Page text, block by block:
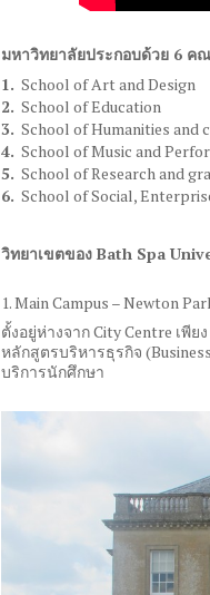
มหาวิทยาลัยประกอบด้วย 6 ค
School of Art and Design
School of Education
School of Humanities and
School of Music and
School of Research and
School of Social,
วิทยาเขตของ Bath Spa
1. Main Campus – Newton
ตั้งอยู่ห่างจากCity Centre เพียง
หลักสูตรบริหารธุรกิจ
บริการนักศึกษา